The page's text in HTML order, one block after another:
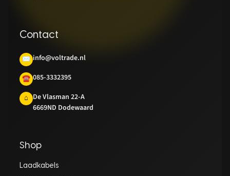
Contact
✉ info@voltrade.nl
☎ 085-3332395
⌂
De Vlasman 22-A
6669ND Dodewaard
Shop
Laadkabels